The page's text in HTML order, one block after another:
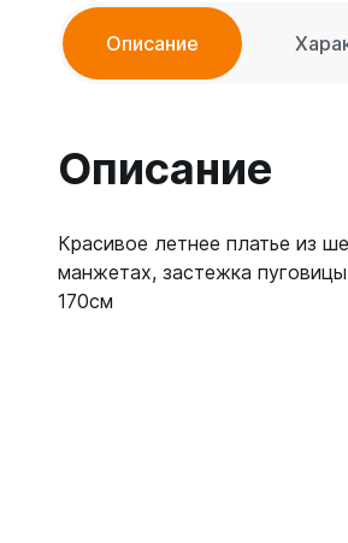
Описание
Описание
Красивое летнее платье из
манжетах, застежка
170см